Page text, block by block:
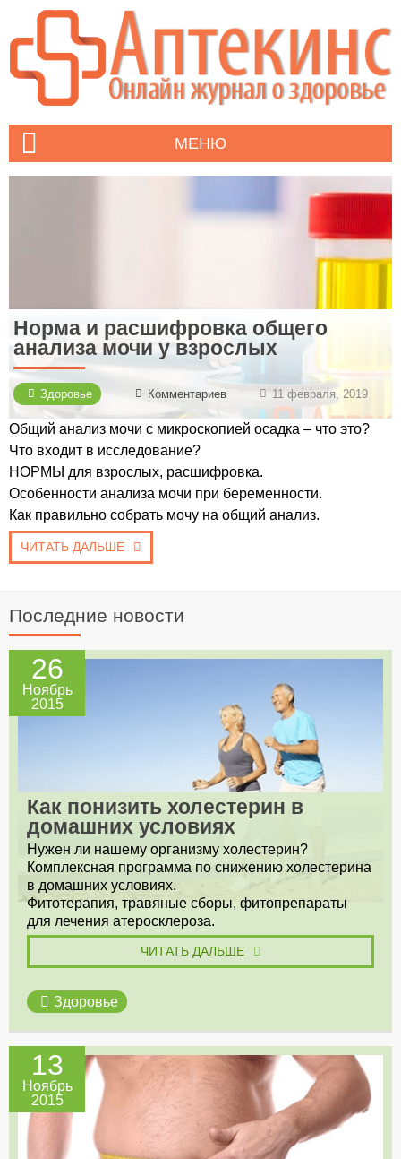
МЕНЮ
Норма и расшифровка общего
анализа мочи у взрослых
Здоровье Комментариев 11 февраля, 2019
Общий анализ мочи с микроскопией осадка – что это?
Что входит в исследование?
НОРМЫ для взрослых, расшифровка.
Особенности анализа мочи при беременности.
Как правильно собрать мочу на общий анализ.
ЧИТАТЬ ДАЛЬШЕ
Последние новости
26
Ноябрь
2015
Как понизить холестерин в
домашних условиях
Нужен ли нашему организму холестерин?
Комплексная программа по снижению холестерина
в домашних условиях.
Фитотерапия, травяные сборы, фитопрепараты
для лечения атеросклероза.
ЧИТАТЬ ДАЛЬШЕ
Здоровье
13
Ноябрь
2015